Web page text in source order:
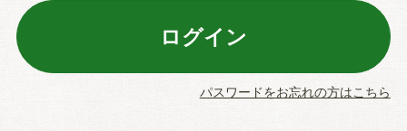
パスワードをお忘れの方はこちら